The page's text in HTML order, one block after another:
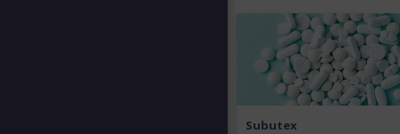
súčasť pokrmov. Pri zlom
mentálnom stave užívateľa
pri určitej predispozícii
stavy, nevoľnosť a záchvaty
paniky.
Subutex